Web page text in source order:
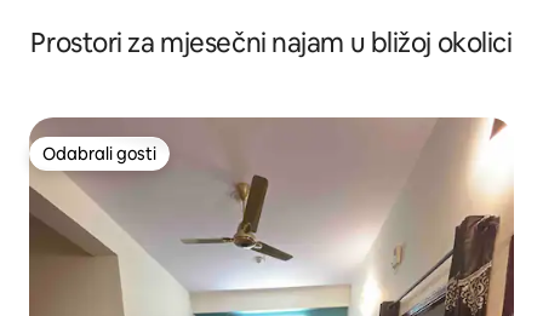
Prostori za mjesečni najam u bližoj okolici
Odabrali gosti
Odabrali gosti